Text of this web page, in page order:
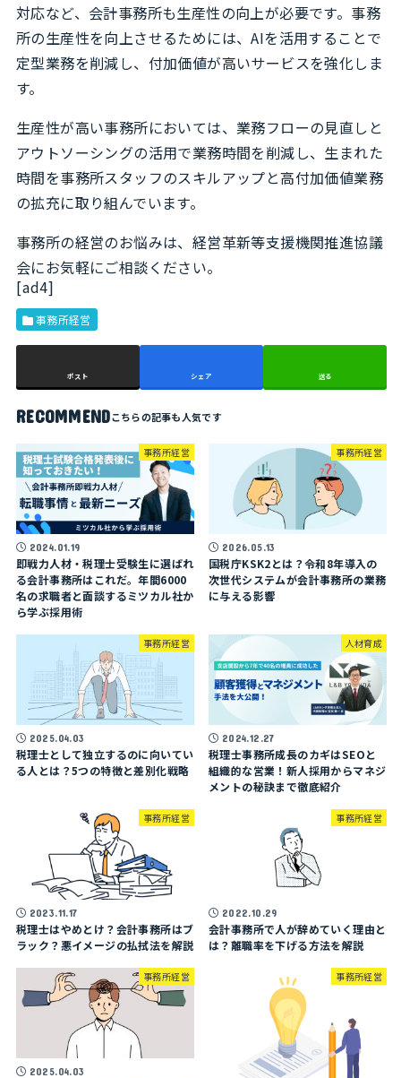
対応など、会計事務所も生産性の向上が必要です。事務
所の生産性を向上させるためには、AIを活用することで
定型業務を削減し、付加価値が高いサービスを強化しま
す。
生産性が高い事務所においては、業務フローの見直しと
アウトソーシングの活用で業務時間を削減し、生まれた
時間を事務所スタッフのスキルアップと高付加価値業務
の拡充に取り組んでいます。
事務所の経営のお悩みは、経営革新等支援機関推進協議
会にお気軽にご相談ください。
[ad4]
事務所経営
ポスト シェア 送る
RECOMMEND
事務所経営
2024.01.19
即戦力人材・税理士受験生に選ばれ
る会計事務所はこれだ。年間6000
名の求職者と面談するミツカル社か
ら学ぶ採用術
事務所経営
2026.05.13
国税庁KSK2とは？令和8年導入の
次世代システムが会計事務所の業務
に与える影響
事務所経営
2025.04.03
税理士として独立するのに向いてい
る人とは？5つの特徴と差別化戦略
人材育成
2024.12.27
税理士事務所成長のカギはSEOと
組織的な営業！新人採用からマネジ
メントの秘訣まで徹底紹介
事務所経営
2023.11.17
税理士はやめとけ？会計事務所はブ
ラック？悪イメージの払拭法を解説
事務所経営
2022.10.29
会計事務所で人が辞めていく理由と
は？離職率を下げる方法を解説
事務所経営
2025.04.03
事務所経営